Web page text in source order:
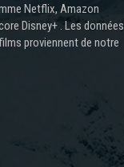
Netflix, Amazon
Disney+ . Les données
proviennent de notre